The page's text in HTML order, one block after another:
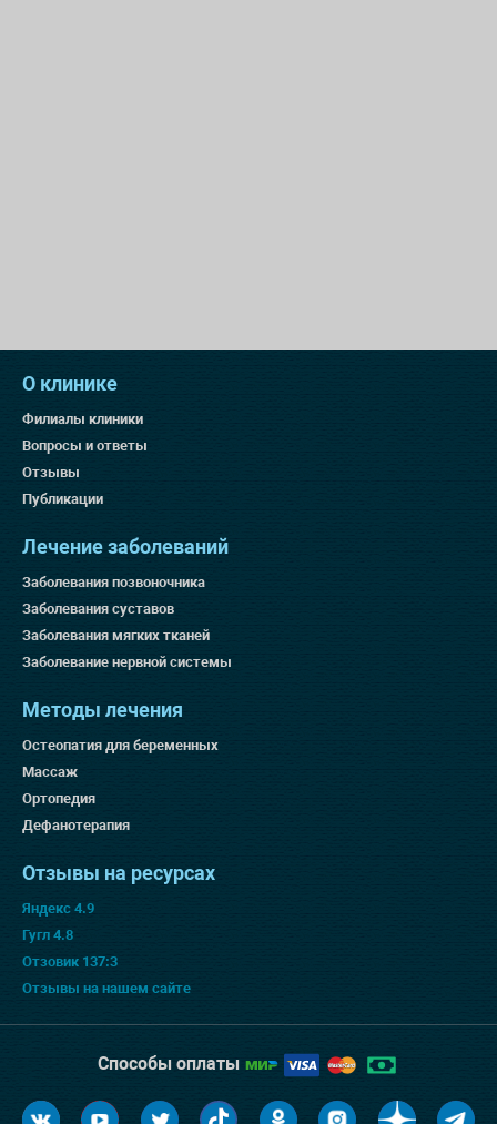
О клинике
Филиалы клиники
Вопросы и ответы
Отзывы
Публикации
Лечение заболеваний
Заболевания позвоночника
Заболевания суставов
Заболевания мягких тканей
Заболевание нервной системы
Методы лечения
Остеопатия для беременных
Массаж
Ортопедия
Дефанотерапия
Отзывы на ресурсах
Яндекс 4.9
Гугл 4.8
Отзовик 137:3
Отзывы на нашем сайте
Способы оплаты